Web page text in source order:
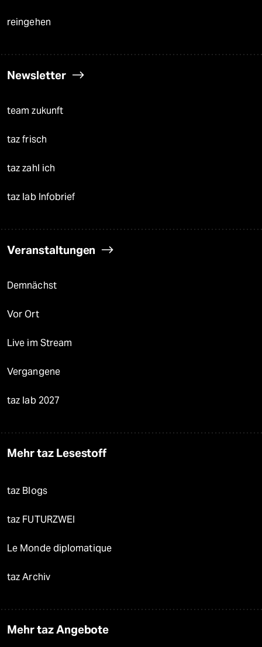
reingehen
Newsletter
team zukunft
taz frisch
taz zahl ich
taz lab Infobrief
Veranstaltungen
Demnächst
Vor Ort
Live im Stream
Vergangene
taz lab 2027
Mehr taz Lesestoff
taz Blogs
taz FUTURZWEI
Le Monde diplomatique
taz Archiv
Mehr taz Angebote